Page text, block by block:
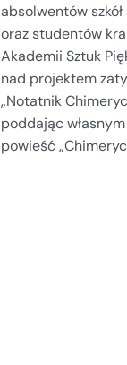
absolwentów
oraz studentów
Akademii Sztuk
nad projektem
„Notatnik
poddając
powieść